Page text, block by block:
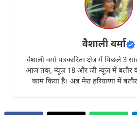
वैशाली वर्मा
वैशाली वर्मा पत्रकारिता क्षेत्र में पिछले 3
आज तक, न्यूज़ 18 और जी न्यूज़ में बतौर
काम किया है। अब मेरा हरियाणा में